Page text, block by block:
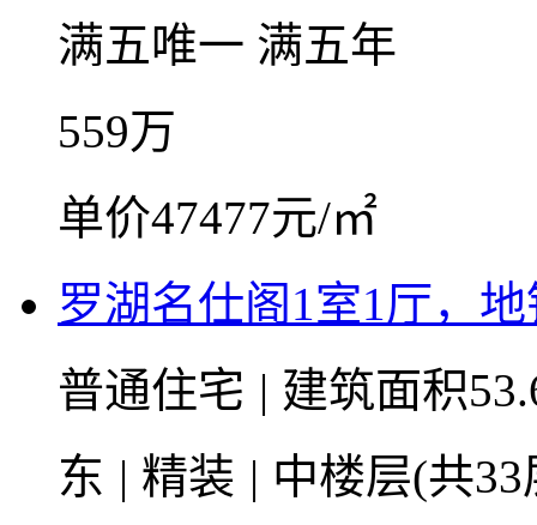
满五唯一 满五年
559万
单价47477元/㎡
罗湖名仕阁1室1厅，
普通住宅 | 建筑面积
东 | 精装 | 中楼层(共